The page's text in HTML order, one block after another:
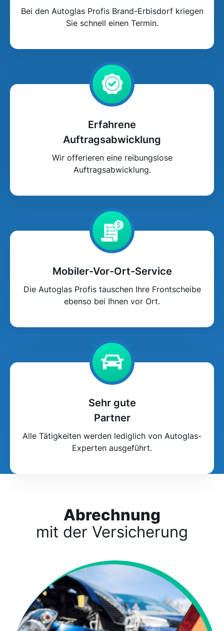
Bei den Autoglas Profis Brand-Erbisdorf kriegen
Sie schnell einen Termin.
Erfahrene
Auftragsabwicklung
Wir offerieren eine reibungslose
Auftragsabwicklung.
Mobiler-Vor-Ort-Service
Die Autoglas Profis tauschen Ihre Frontscheibe
ebenso bei Ihnen vor Ort.
Sehr gute
Partner
Alle Tätigkeiten werden lediglich von Autoglas-
Experten ausgeführt.
Abrechnung
mit der Versicherung